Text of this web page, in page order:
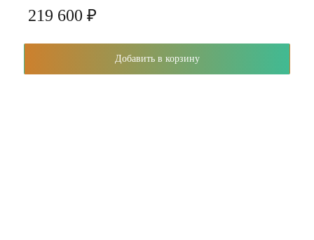
219 600 ₽
Добавить в корзину